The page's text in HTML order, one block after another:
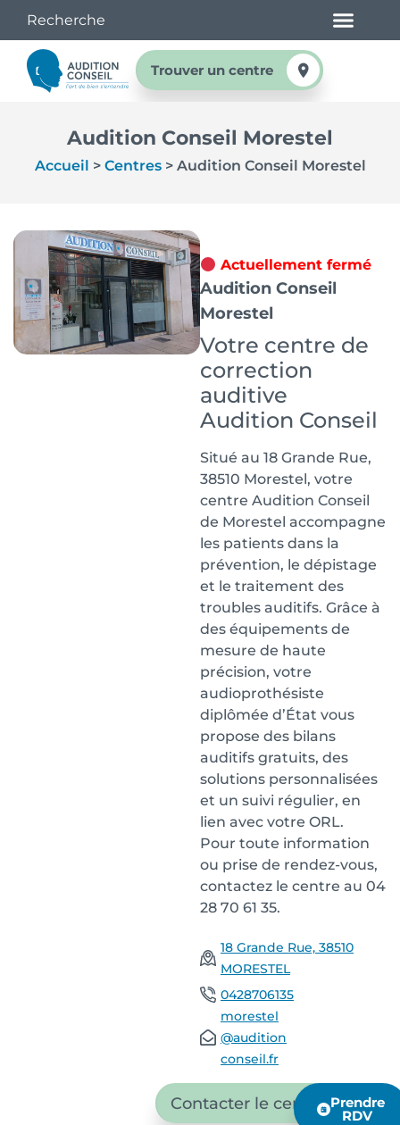
Trouver un centre
Audition Conseil Morestel
Accueil > Centres> Audition Conseil Morestel
Actuellement fermé
Audition Conseil
Morestel
Votre centre de
correction
auditive
Audition Conseil
Situé au 18 Grande Rue,
38510 Morestel, votre
centre Audition Conseil
de Morestel accompagne
les patients dans la
prévention, le dépistage
et le traitement des
troubles auditifs. Grâce à
des équipements de
mesure de haute
précision, votre
audioprothésiste
diplômée d’État vous
propose des bilans
auditifs gratuits, des
solutions personnalisées
et un suivi régulier, en
lien avec votre ORL.
Pour toute information
ou prise de rendez-vous,
contactez le centre au 04
28 70 61 35.
18 Grande Rue, 38510
MORESTEL
0428706135
morestel
@audition
conseil.fr
Contacter le centre Prendre
RDV